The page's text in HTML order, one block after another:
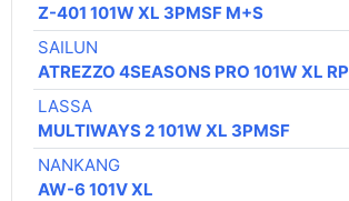
Z-401 101W XL 3PMSF M+S
SAILUN
ATREZZO 4SEASONS PRO 101W XL
LASSA
MULTIWAYS 2 101W XL 3PMSF
NANKANG
AW-6 101V XL